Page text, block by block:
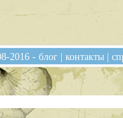
2016 - блог | контакты |